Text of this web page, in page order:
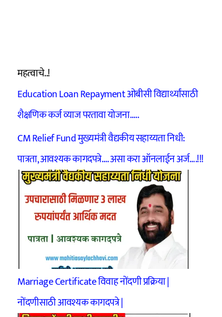
महत्वाचे..!
Education Loan Repayment ओबीसी विद्यार्थ्यांसाठी
शैक्षणिक कर्ज व्याज परतावा योजना…..
CM Relief Fund मुख्यमंत्री वैद्यकीय सहाय्यता निधी:
पात्रता, आवश्यक कागदपत्रे…. असा करा ऑनलाईन अर्ज….!!!
Marriage Certificate विवाह नोंदणी प्रक्रिया |
नोंदणीसाठी आवश्यक कागदपत्रे |